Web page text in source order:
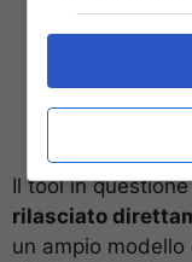
Il tool in
rilasciato
un ampio